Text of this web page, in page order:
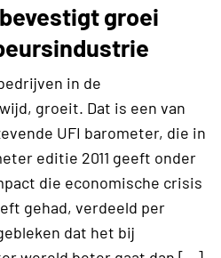
groei
in de
groeit. Dat is een van
UFI barometer, die in
editie 2011 geeft onder
die economische crisis
gehad, verdeeld per
dat het bij